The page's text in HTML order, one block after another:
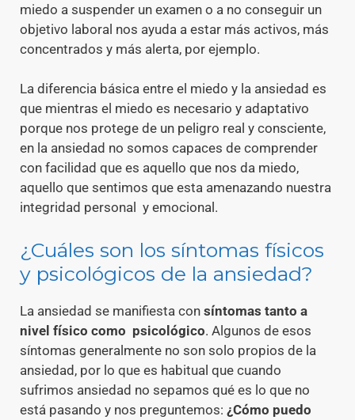
miedo a suspender un examen o a no conseguir un
objetivo laboral nos ayuda a estar más activos, más
concentrados y más alerta, por ejemplo.
La diferencia básica entre el miedo y la ansiedad es
que mientras el miedo es necesario y adaptativo
porque nos protege de un peligro real y consciente,
en la ansiedad no somos capaces de comprender
con facilidad que es aquello que nos da miedo,
aquello que sentimos que esta amenazando nuestra
integridad personal y emocional.
¿Cuáles son los síntomas físicos
y psicológicos de la ansiedad?
La ansiedad se manifiesta con síntomas tanto a
nivel físico como psicológico. Algunos de esos
síntomas generalmente no son solo propios de la
ansiedad, por lo que es habitual que cuando
sufrimos ansiedad no sepamos qué es lo que no
está pasando y nos preguntemos: ¿Cómo puedo